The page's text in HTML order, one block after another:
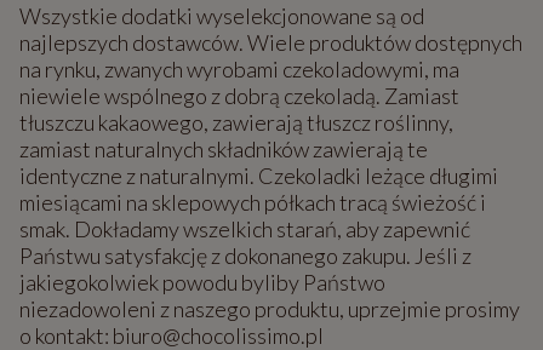
Wszystkie dodatki wyselekcjonowane są od
najlepszych dostawców. Wiele produktów dostępnych
na rynku, zwanych wyrobami czekoladowymi, ma
niewiele wspólnego z dobrą czekoladą. Zamiast
tłuszczu kakaowego, zawierają tłuszcz roślinny,
zamiast naturalnych składników zawierają te
identyczne z naturalnymi. Czekoladki leżące długimi
miesiącami na sklepowych półkach tracą świeżość i
smak. Dokładamy wszelkich starań, aby zapewnić
Państwu satysfakcję z dokonanego zakupu. Jeśli z
jakiegokolwiek powodu byliby Państwo
niezadowoleni z naszego produktu, uprzejmie prosimy
o kontakt: biuro@chocolissimo.pl